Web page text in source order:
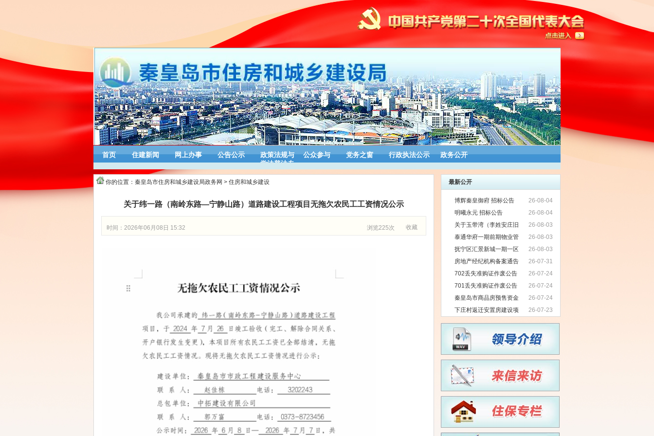
首页 住建新闻 网上办事 公告公示
政策法规与
学法普法专
公众参与 党务之窗 行政执法公示 政务公开
你的位置： 秦皇岛市住房和城乡建设局政务网 > 住房和城乡建设
关于纬一路（南岭东路—宁静山路）道路建设工程项目无拖欠农民工工资情况公示
收藏
浏览225次
时间：2026年06月08日 15:32
最新公开
26-08-04
博辉秦皇御府 招标公告
26-08-04
明曦永元 招标公告
26-08-03
关于玉带湾（李姓安庄旧
村改造）七期项目无拖欠农民工工资
情况公示
26-08-03
泰通华府一期前期物业管
理项目招标公告
26-08-03
抚宁区汇景新城一期一区
物业服务项目招标公告
26-07-31
房地产经纪机构备案通告
26-07-24
702丢失准购证作废公告
26-07-24
701丢失准购证作废公告
26-07-24
秦皇岛市商品房预售资金
监管银行项目招标公告
26-07-23
下庄村返迁安置房建设项
目前期物业服务中标公示